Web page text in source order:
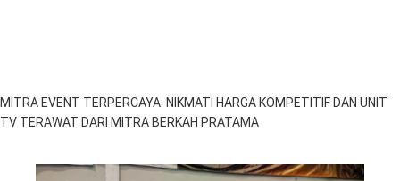
MITRA EVENT TERPERCAYA: NIKMATI HARGA KOMPETITIF DAN UNIT
TV TERAWAT DARI MITRA BERKAH PRATAMA